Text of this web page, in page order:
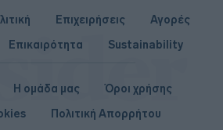
Επιχειρήσεις
Αγορές
Επικαιρότητα Sustainability
Η ομάδα μας
Όροι χρήσης
Πολιτική Απορρήτου